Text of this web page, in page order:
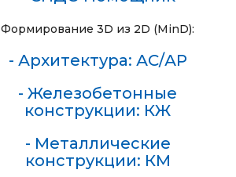
Формирование 3D из 2D (MinD):
- Архитектура: АС/АР
- Железобетонные
конструкции: КЖ
- Металлические
конструкции: КМ